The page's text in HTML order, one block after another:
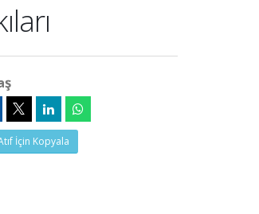
İçin Kopyala